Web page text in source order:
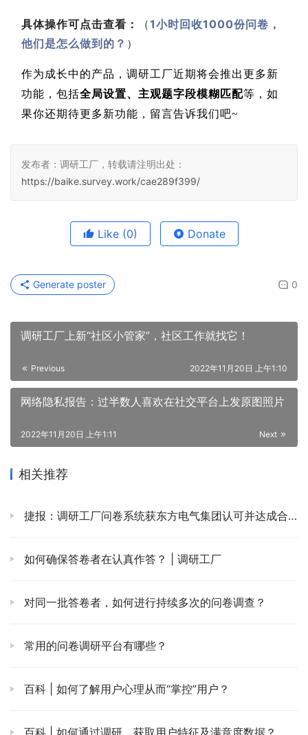
具体操作可点击查看： （1小时回收1000份问卷，
他们是怎么做到的？ ）
作为成长中的产品，调研工厂近期将会推出更多新
功能，包括全局设置、主观题字段模糊匹配等，如
果你还期待更多新功能，留言告诉我们吧~
发布者：调研工厂，转载请注明出处：
https://baike.survey.work/cae289f399/
Like (0) Donate
0
Generate poster
调研工厂上新“社区小管家”，社区工作就找它！
Previous 2022年11月20日 上午1:10
网络隐私报告：过半数人喜欢在社交平台上发原图照片
Next
2022年11月20日 上午1:11
相关推荐
捷报：调研工厂问卷系统获东方电气集团认可并达成合作
如何确保答卷者在认真作答？ | 调研工厂
对同一批答卷者，如何进行持续多次的问卷调查？
常用的问卷调研平台有哪些？
百科 | 如何了解用户心理从而“掌控”用户？
百科 | 如何通过调研，获取用户特征及满意度数据？